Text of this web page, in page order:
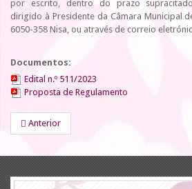
por escrito, dentro do prazo
dirigido à Presidente da Câmara Municipal
6050-358 Nisa, ou através de correio
Documentos:
Edital n.º 511/2023
Proposta de Regulamento
Anterior